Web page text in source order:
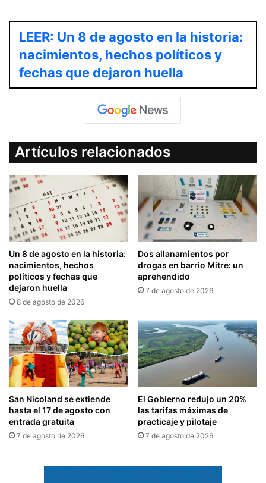
LEER: Un 8 de agosto en la historia:
nacimientos, hechos políticos y
fechas que dejaron huella
Artículos relacionados
Un 8 de agosto en la historia:
nacimientos, hechos
políticos y fechas que
dejaron huella
8 de agosto de 2026
Dos allanamientos por
drogas en barrio Mitre: un
aprehendido
7 de agosto de 2026
San Nicoland se extiende
hasta el 17 de agosto con
entrada gratuita
7 de agosto de 2026
El Gobierno redujo un 20%
las tarifas máximas de
practicaje y pilotaje
7 de agosto de 2026